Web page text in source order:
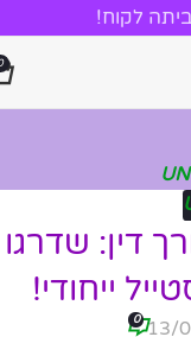
לקוח!
דין: שדרגו
ייחודי!
0